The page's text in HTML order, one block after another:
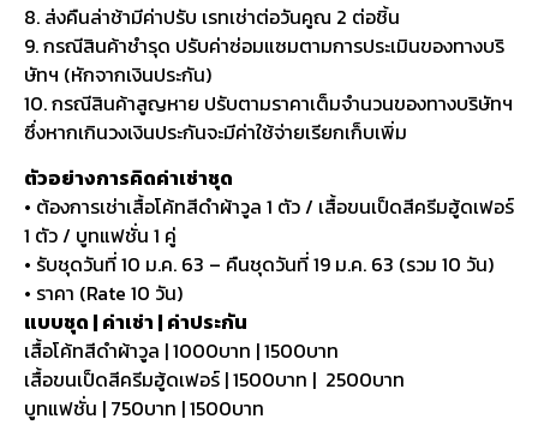
8. ส่งคืนล่าช้ามีค่าปรับ เรทเช่าต่อวันคูณ 2 ต่อชิ้น
9. กรณีสินค้าชำรุด ปรับค่าซ่อมแซมตามการประเมินของทางบริ
ษัทฯ (หักจากเงินประกัน)
10. กรณีสินค้าสูญหาย ปรับตามราคาเต็มจำนวนของทางบริษัทฯ
ซึ่งหากเกินวงเงินประกันจะมีค่าใช้จ่ายเรียกเก็บเพิ่ม
ตัวอย่างการคิดค่าเช่าชุด
• ต้องการเช่าเสื้อโค้ทสีดำผ้าวูล 1 ตัว / เสื้อขนเป็ดสีครีมฮู้ดเฟอร์
1 ตัว / บูทแฟชั่น 1 คู่
• รับชุดวันที่ 10 ม.ค. 63 – คืนชุดวันที่ 19 ม.ค. 63 (รวม 10 วัน)
• ราคา (Rate 10 วัน)
แบบชุด | ค่าเช่า | ค่าประกัน
เสื้อโค้ทสีดำผ้าวูล | 1000บาท | 1500บาท
เสื้อขนเป็ดสีครีมฮู้ดเฟอร์ | 1500บาท | 2500บาท
บูทแฟชั่น | 750บาท | 1500บาท